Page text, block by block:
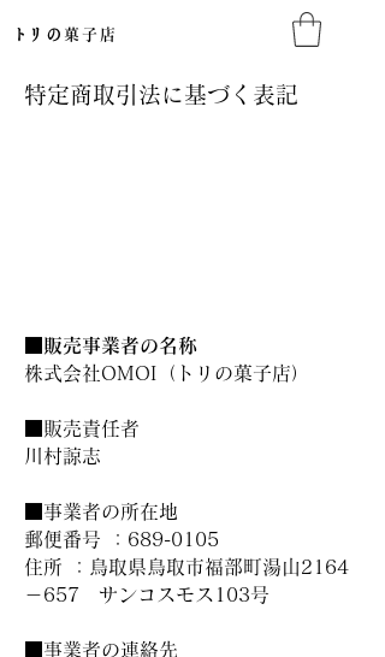
​トリの 菓子店​
特定商取引法に基づく表記
■販売事業者の名称
株式会社OMOI（トリの菓子店）
■販売責任者
川村諒志
■事業者の所在地
郵便番号 ：689-0105
住所 ：鳥取県鳥取市福部町湯山2164
－657 サンコスモス103号
■事業者の連絡先